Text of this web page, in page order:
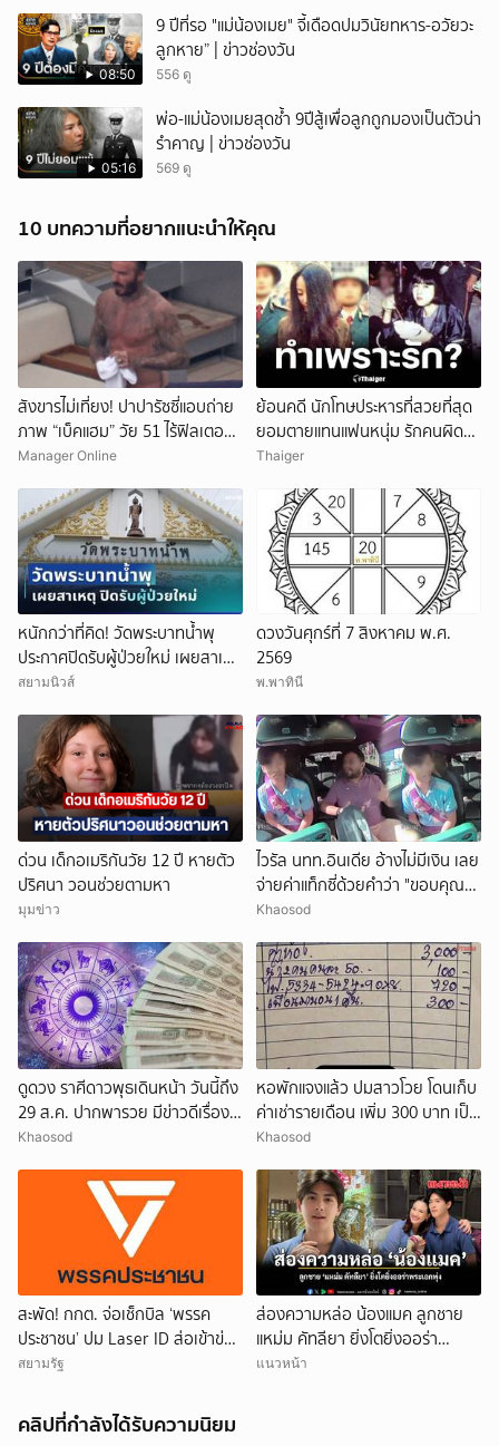
08:50
9 ปีที่รอ "แม่น้องเมย" จี้เดือดปมวินัยทหาร-อวัยวะ
ลูกหาย” | ข่าวช่องวัน
556 ดู
05:16
พ่อ-แม่น้องเมยสุดช้ำ 9ปีสู้เพื่อลูกถูกมองเป็นตัวน่า
รำคาญ | ข่าวช่องวัน
569 ดู
10 บทความที่อยากแนะนำให้คุณ
สังขารไม่เที่ยง! ปาปารัซซี่แอบถ่าย
ภาพ “เบ็คแฮม” วัย 51 ไร้ฟิลเตอร์
เผยให้เห็นผมบาง-ศีรษะล้าน
Manager Online
ย้อนคดี นักโทษประหารที่สวยที่สุด
ยอมตายแทนแฟนหนุ่ม รักคนผิด
ชีวิตดิ่งเหว
Thaiger
หนักกว่าที่คิด! วัดพระบาทน้ำพุ
ประกาศปิดรับผู้ป่วยใหม่ เผยสาเหตุ
สุดสะเทือนใจ
สยามนิวส์
ดวงวันศุกร์ที่ 7 สิงหาคม พ.ศ.
2569
พ.พาทินี
ด่วน เด็กอเมริกันวัย 12 ปี หายตัว
ปริศนา วอนช่วยตามหา
มุมข่าว
ไวรัล นทท.อินเดีย อ้างไม่มีเงิน เลย
จ่ายค่าแท็กซี่ด้วยคำว่า "ขอบคุณ"
คนขับอึ้ง แห่วิจารณ์
Khaosod
ดูดวง ราศีดาวพุธเดินหน้า วันนี้ถึง
29 ส.ค. ปากพารวย มีข่าวดีเรื่อง
เงิน-ค้าขาย
Khaosod
หอพักแจงแล้ว ปมสาวโวย โดนเก็บ
ค่าเช่ารายเดือน เพิ่ม 300 บาท เป็น
ค่าพาเพื่อนมานอน 1 คืน
Khaosod
สะพัด! กกต. จ่อเช็กบิล ‘พรรค
ประชาชน’ ปม Laser ID ส่อเข้าข่าย
ยุบพรรคตาม ม.92
สยามรัฐ
ส่องความหล่อ น้องแมค ลูกชาย
แหม่ม คัทลียา ยิ่งโตยิ่งออร่า
พระเอกพุ่ง
แนวหน้า
คลิปที่กำลังได้รับความนิยม